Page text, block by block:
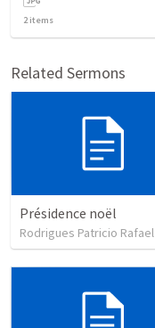
2items
Related Sermons
Présidence noël
Rodrigues Patricio Rafael